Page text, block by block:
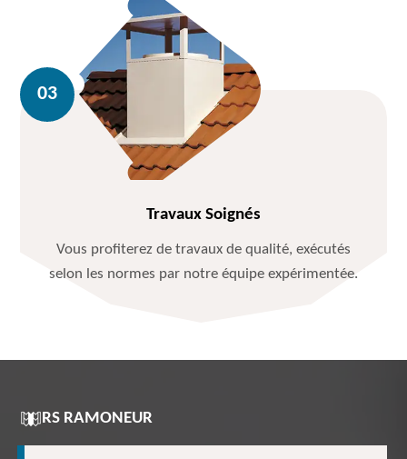
Travaux Soignés
Vous profiterez de travaux de qualité, exécutés
selon les normes par notre équipe expérimentée.
RS RAMONEUR